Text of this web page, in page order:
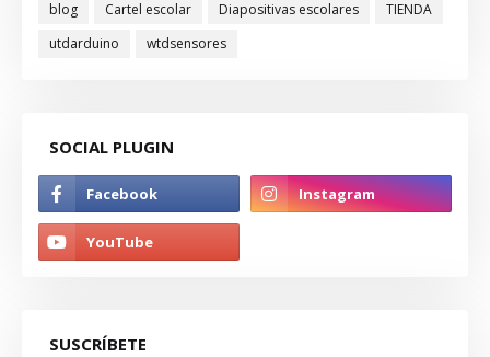
blog Cartel escolar Diapositivas escolares
TIENDA
utdarduino
wtdsensores
SOCIAL PLUGIN
SUSCRÍBETE